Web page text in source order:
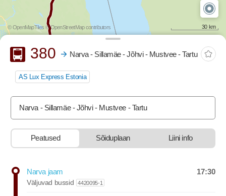
© OpenMapTiles © OpenStreetMap contributors 30 km
Buss
380 Narva - Sillamäe - Jõhvi - Mustvee - Tartu
AS Lux Express Estonia
Narva - Sillamäe - Jõhvi - Mustvee - Tartu
Peatused Sõiduplaan Liini info
stop-list-update.sr-instructions
Narva jaam Departure
17:30
Väljuvad bussid 4420095-1